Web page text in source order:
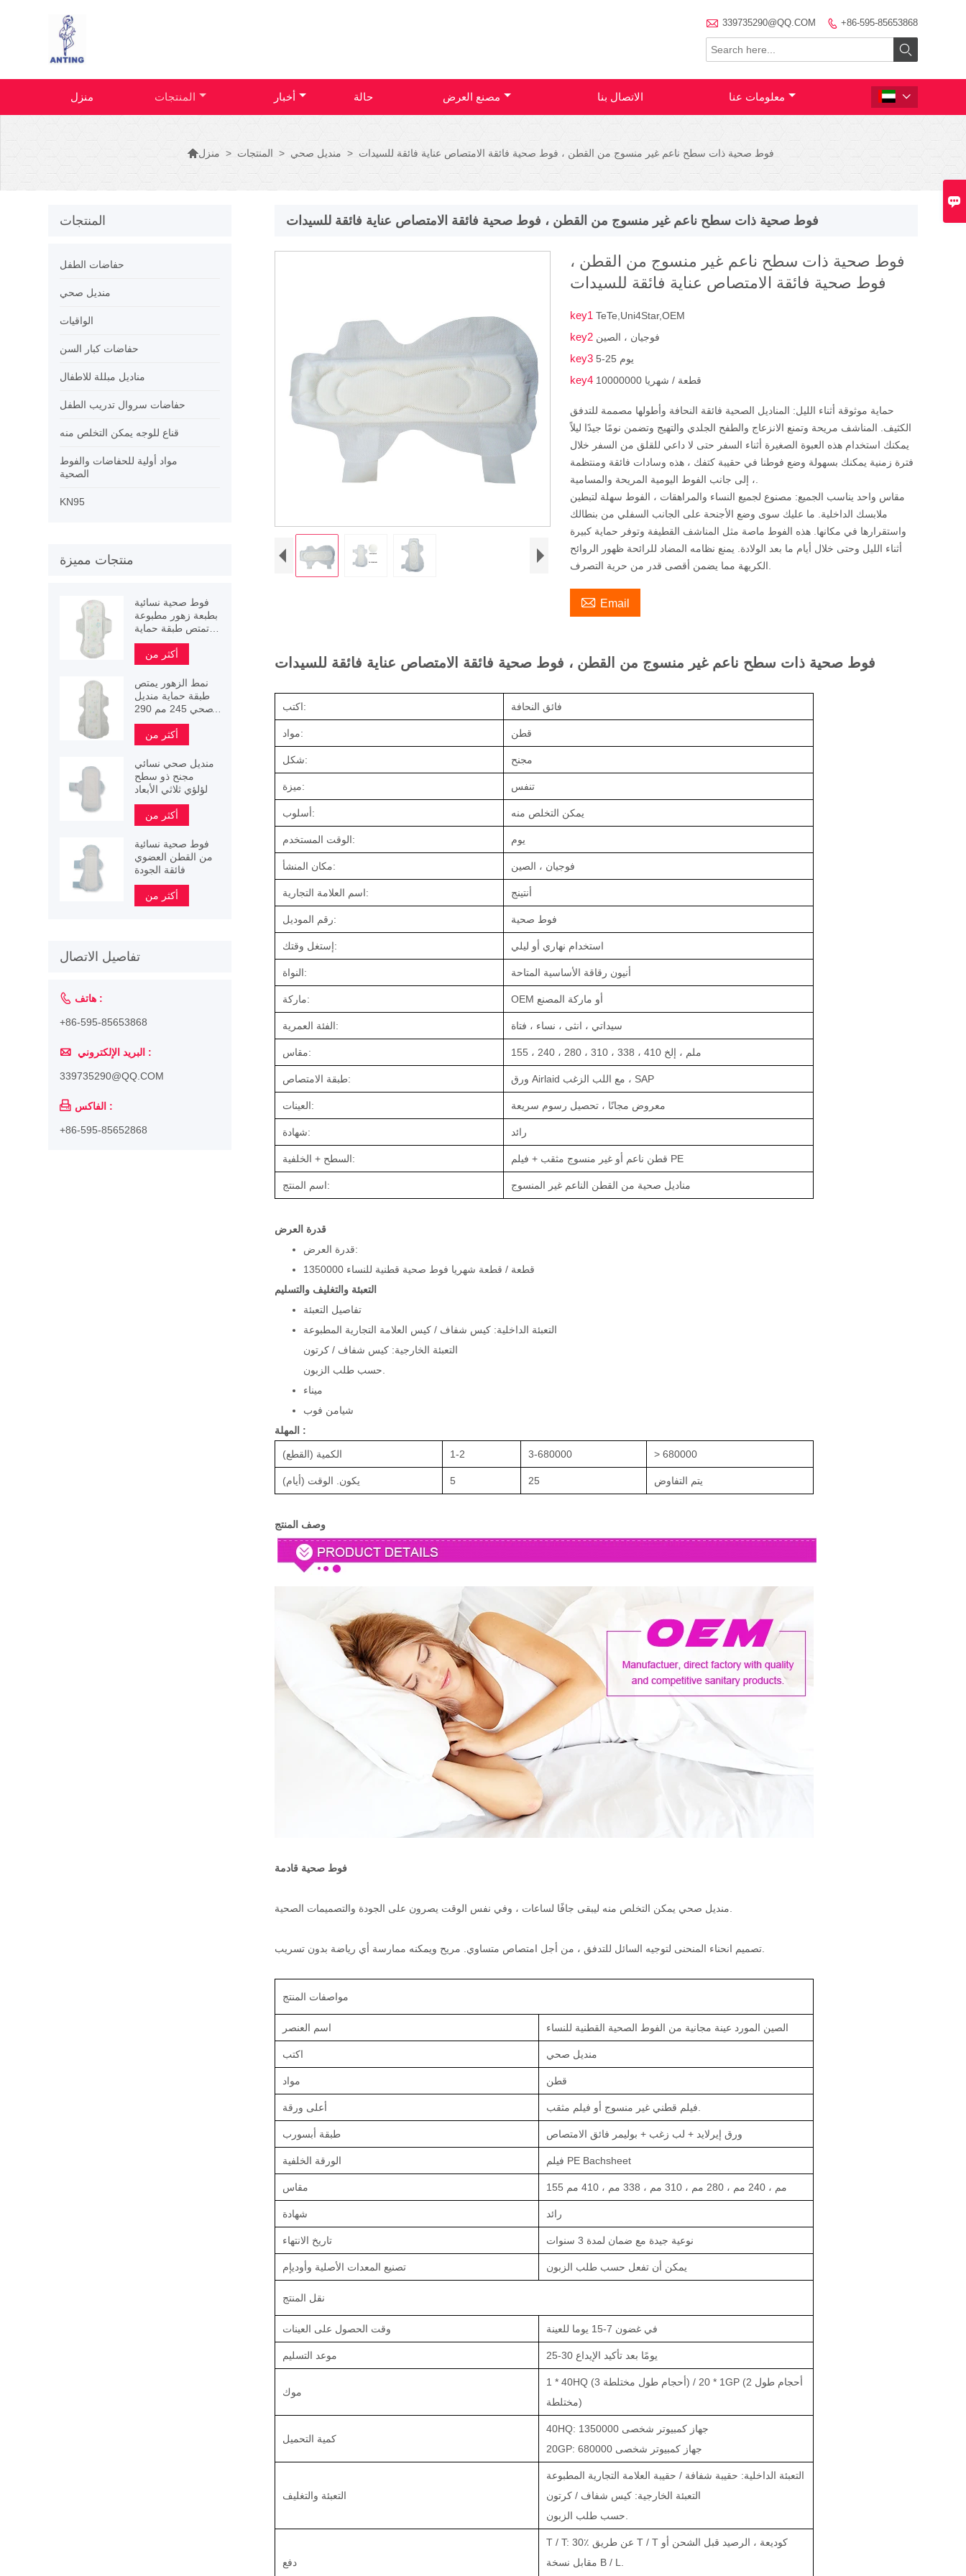

 339735290@QQ.COM  +86-595-85653868

منزل المنتجات أخبار حالة مصنع العرض الاتصال بنا معلومات عنا 
منزل > المنتجات > منديل صحي > فوط صحية ذات سطح ناعم غير منسوج من القطن ، فوط صحية فائقة الامتصاص عناية فائقة للسيدات
فوط صحية ذات سطح ناعم غير منسوج من القطن ، فوط صحية فائقة الامتصاص عناية فائقة للسيدات
فوط صحية ذات سطح ناعم غير منسوج من القطن ،
فوط صحية فائقة الامتصاص عناية فائقة للسيدات
key1TeTe,Uni4Star,OEM
key2 فوجيان ، الصين
key3 5-25 يوم
key4 10000000 قطعة / شهريا
حماية موثوقة أثناء الليل: المناديل الصحية فائقة النحافة وأطولها مصممة للتدفق
الكثيف. المناشف مريحة وتمنع الانزعاج والطفح الجلدي والتهيج وتضمن نومًا جيدًا ليلاً
يمكنك استخدام هذه العبوة الصغيرة أثناء السفر حتى لا داعي للقلق من السفر خلال
فترة زمنية يمكنك بسهولة وضع فوطنا في حقيبة كتفك ، هذه وسادات فائقة ومنتظمة
مقاس واحد يناسب الجميع: مصنوع لجميع النساء والمراهقات ، الفوط سهلة لتبطين
ملابسك الداخلية. ما عليك سوى وضع الأجنحة على الجانب السفلي من بنطالك
واستقرارها في مكانها. هذه الفوط ماصة مثل المناشف القطيفة وتوفر حماية كبيرة
أثناء الليل وحتى خلال أيام ما بعد الولادة. يمنع نظامه المضاد للرائحة ظهور الروائح
 Email
فوط صحية ذات سطح ناعم غير منسوج من القطن ، فوط صحية فائقة الامتصاص عناية فائقة للسيدات
اكتب: فائق النحافة
مواد: قطن
شكل: مجنح
ميزة: تنفس
أسلوب: يمكن التخلص منه
الوقت المستخدم: يوم
مكان المنشأ: فوجيان ، الصين
اسم العلامة التجارية: أنتينج
رقم الموديل: فوط صحية
إستغل وقتك: استخدام نهاري أو ليلي
النواة: أنيون رقاقة الأساسية المتاحة
ماركة: OEM أو ماركة المصنع
الفئة العمرية: سيداتي ، انثى ، نساء ، فتاة
مقاس: 155 ، 240 ، 280 ، 310 ، 338 ، 410 ملم ، إلخ
طبقة الامتصاص: ورق Airlaid مع اللب الزغب ، SAP
العينات: معروض مجانًا ، تحصيل رسوم سريعة
شهادة: رائد
السطح + الخلفية: قطن ناعم أو غير منسوج مثقب + فيلم PE
اسم المنتج:
قدرة العرض
قدرة العرض:
1350000 قطعة / قطعة شهريا فوط صحية قطنية للنساء
التعبئة والتغليف والتسليم
تفاصيل التعبئة
التعبئة الداخلية: كيس شفاف / كيس العلامة التجارية المطبوعة
التعبئة الخارجية: كيس شفاف / كرتون
ميناء
شيامن فوب
المهلة :
الكمية (القطع) 1-2 3-680000 > 680000
يكون. الوقت (أيام) 5 25 يتم التفاوض
وصف المنتج
فوط صحية قادمة
تصميم انحناء المنحنى لتوجيه السائل للتدفق ، من أجل امتصاص متساوي. مريح ويمكنه ممارسة أي رياضة بدون تسريب.
مواصفات المنتج
اسم العنصر الصين المورد عينة مجانية من الفوط الصحية القطنية للنساء
اكتب منديل صحي
قطن
أعلى ورقة
طبقة أبسورب ورق إيرلايد + لب زغب + بوليمر فائق الامتصاص
الورقة الخلفية فيلم PE Bachsheet
مقاس 155 مم ، 240 مم ، 280 مم ، 310 مم ، 338 مم ، 410 مم
شهادة رائد
تاريخ الانتهاء نوعية جيدة مع ضمان لمدة 3 سنوات
تصنيع المعدات الأصلية وأوديإم يمكن أن تفعل حسب طلب الزبون
نقل المنتج
وقت الحصول على العينات في غضون 7-15 يوما للعينة
موعد التسليم 25-30 يومًا بعد تأكيد الإيداع
موك
1 * 40HQ (3 أحجام طول مختلطة) / 1 * 20GP (2 أحجام طول
مختلطة)
كمية التحميل
40HQ: 1350000 جهاز كمبيوتر شخصى
20GP: 680000 جهاز كمبيوتر شخصى
التعبئة والتغليف
التعبئة الداخلية: حقيبة شفافة / حقيبة العلامة التجارية المطبوعة
التعبئة الخارجية: كيس شفاف / كرتون
دفع
T / T: 30٪ عن طريق T / T كوديعة ، الرصيد قبل الشحن أو
مقابل نسخة B / L.
المنتجات
حفاضات الطفل
منديل صحي
الواقيات
حفاضات كبار السن
مناديل مبللة للاطفال
حفاضات سروال تدريب الطفل
قناع للوجه يمكن التخلص منه
مواد أولية للحفاضات والفوط
الصحية
KN95
منتجات مميزة
فوط صحية نسائية
بطبعة زهور مطبوعة
تمتص طبقة حماية
مجنحة
أكثر من
نمط الزهور يمتص
طبقة حماية منديل
صحي 245 مم 290
مم 340 مم
أكثر من
منديل صحي نسائي
مجنح ذو سطح
لؤلؤي ثلاثي الأبعاد
أكثر من
فوط صحية نسائية
من القطن العضوي
فائقة الجودة
أكثر من
تفاصيل الاتصال
 هاتف :
+86-595-85653868
 البريد الإلكتروني :
339735290@QQ.COM
 الفاكس :
+86-595-85652868